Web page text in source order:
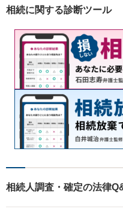
相続に関する診断ツール
相続人調査・確定の法律